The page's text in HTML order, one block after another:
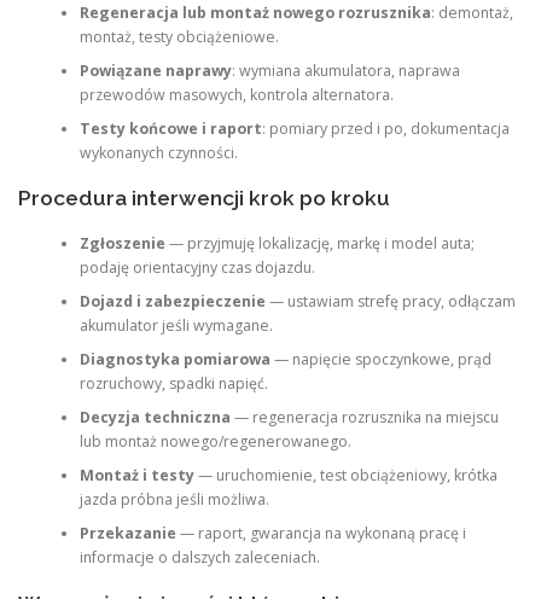
Regeneracja lub montaż nowego rozrusznika: demontaż,
montaż, testy obciążeniowe.
Powiązane naprawy: wymiana akumulatora, naprawa
przewodów masowych, kontrola alternatora.
Testy końcowe i raport: pomiary przed i po, dokumentacja
wykonanych czynności.
Procedura interwencji krok po kroku
Zgłoszenie — przyjmuję lokalizację, markę i model auta;
podaję orientacyjny czas dojazdu.
Dojazd i zabezpieczenie — ustawiam strefę pracy, odłączam
akumulator jeśli wymagane.
Diagnostyka pomiarowa — napięcie spoczynkowe, prąd
rozruchowy, spadki napięć.
Decyzja techniczna — regeneracja rozrusznika na miejscu
lub montaż nowego/regenerowanego.
Montaż i testy— uruchomienie, test obciążeniowy, krótka
jazda próbna jeśli możliwa.
Przekazanie — raport, gwarancja na wykonaną pracę i
informacje o dalszych zaleceniach.